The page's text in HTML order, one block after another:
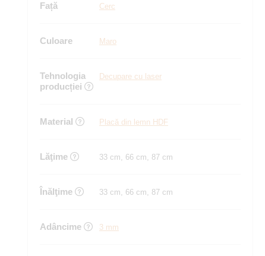
Față Cerc
Culoare Maro
Tehnologia
producției
Decupare cu laser
Material Placă din lemn HDF
Lăţime 33 cm, 66 cm, 87 cm
Înălţime 33 cm, 66 cm, 87 cm
Adâncime 3 mm